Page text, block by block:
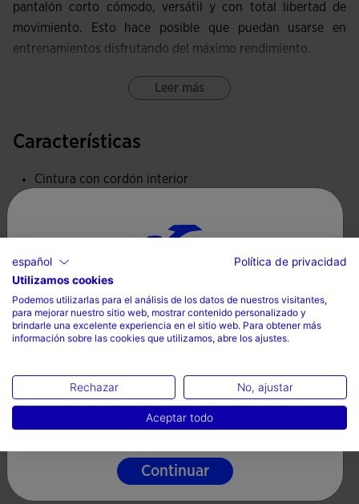
pantalón corto cómodo, versátil y con total libertad de
movimiento. Esto hace posible que puedan usarse en
entrenamientos disfrutando del máximo rendimiento.
Incorpora cinturilla elástica con cordón interior para
guardar pequeños objetos de forma segura.
Elaborado con tejido ligero, suave y que absorbe el sudor
Logotipo Joma en printing.
Leer más
Características
Cintura con cordón interior
Tejido suave y confortable
80% Algodón, 20% Poliéster
Cuidados
No utilizar lejía
No secar a máquina
No limpiar en seco
Selecciona tu país e idioma
País
Mexico
Idioma
Español
Continuar
español
Política de privacidad
Utilizamos cookies
Podemos utilizarlas para el análisis de los datos de nuestros visitantes,
para mejorar nuestro sitio web, mostrar contenido personalizado y
brindarle una excelente experiencia en el sitio web. Para obtener más
información sobre las cookies que utilizamos, abre los ajustes.
Rechazar No, ajustar
Aceptar todo